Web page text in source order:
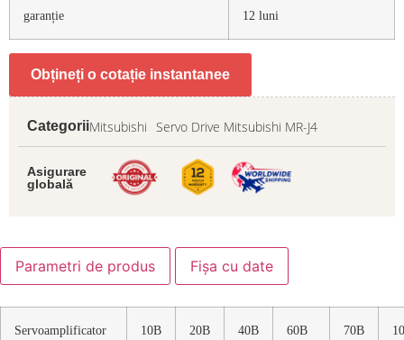
garanție 12 luni
Obțineți o cotație instantanee
CategoriiMitsubishi Servo Drive Mitsubishi MR-J4
Asigurare
globală
Parametri de produs Fișa cu date
Servoamplificator
10B 20B 40B 60B 70B